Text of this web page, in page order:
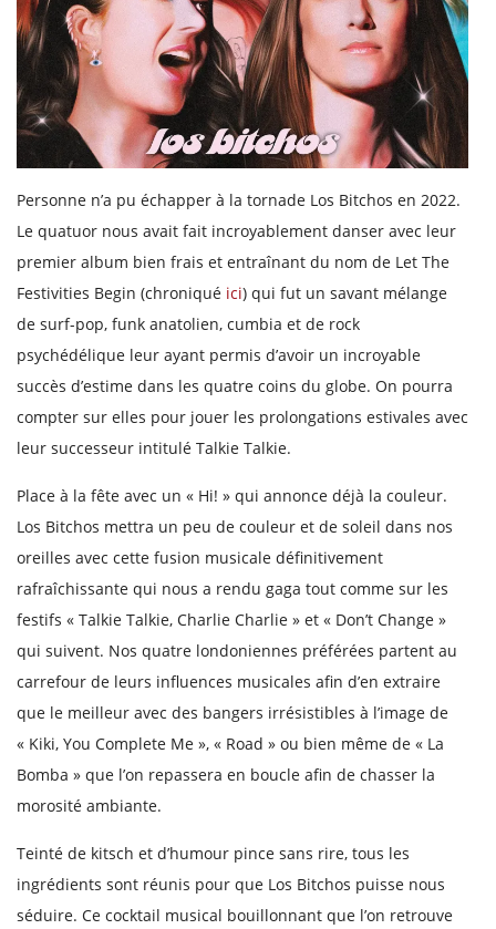
Personne n’a pu échapper à la tornade Los Bitchos en 2022.
Le quatuor nous avait fait incroyablement danser avec leur
premier album bien frais et entraînant du nom de Let The
Festivities Begin (chroniqué ici) qui fut un savant mélange
de surf-pop, funk anatolien, cumbia et de rock
psychédélique leur ayant permis d’avoir un incroyable
succès d’estime dans les quatre coins du globe. On pourra
compter sur elles pour jouer les prolongations estivales avec
leur successeur intitulé Talkie Talkie.
Place à la fête avec un « Hi! » qui annonce déjà la couleur.
Los Bitchos mettra un peu de couleur et de soleil dans nos
oreilles avec cette fusion musicale définitivement
rafraîchissante qui nous a rendu gaga tout comme sur les
festifs « Talkie Talkie, Charlie Charlie » et « Don’t Change »
qui suivent. Nos quatre londoniennes préférées partent au
carrefour de leurs influences musicales afin d’en extraire
que le meilleur avec des bangers irrésistibles à l’image de
« Kiki, You Complete Me », « Road » ou bien même de « La
Bomba » que l’on repassera en boucle afin de chasser la
morosité ambiante.
Teinté de kitsch et d’humour pince sans rire, tous les
ingrédients sont réunis pour que Los Bitchos puisse nous
séduire. Ce cocktail musical bouillonnant que l’on retrouve